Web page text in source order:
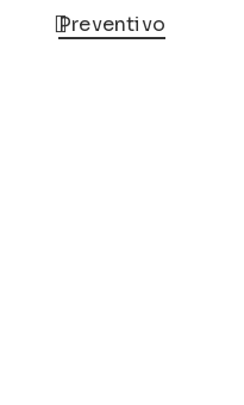
Preventivo